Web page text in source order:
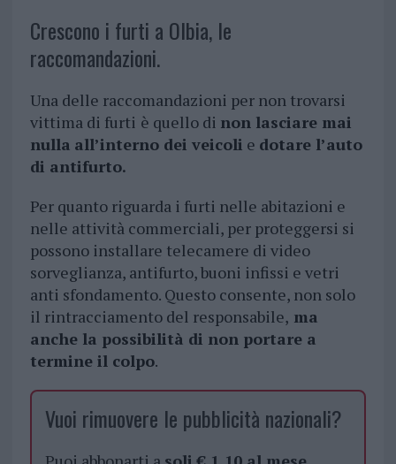
Crescono i furti a Olbia, le
raccomandazioni.
Una delle raccomandazioni per non trovarsi
vittima di furti è quello di non lasciare mai
nulla all’interno dei veicoli e dotare l’auto
di antifurto.
Per quanto riguarda i furti nelle abitazioni e
nelle attività commerciali, per proteggersi si
possono installare telecamere di video
sorveglianza, antifurto, buoni infissi e vetri
anti sfondamento. Questo consente, non solo
il rintracciamento del responsabile, ma
anche la possibilità di non portare a
termine il colpo.
Vuoi rimuovere le pubblicità nazionali?